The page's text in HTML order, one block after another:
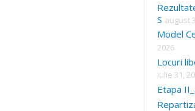
S august
Model
2026
Locuri
iulie 31,
Etapa